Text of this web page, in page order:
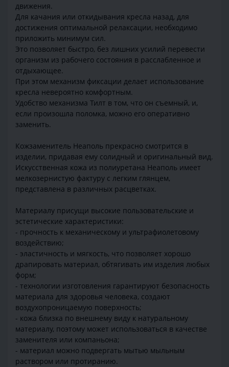
движения.
Для качания или откидывания кресла назад, для
достижения оптимальной релаксации, необходимо
приложить минимум сил.
Это позволяет быстро, без лишних усилий перевести
организм из рабочего состояния в расслабленное и
отдыхающее.
При этом механизм фиксации делает использование
кресла невероятно комфортным.
Удобство механизма Тилт в том, что он съемный, и,
если произошла поломка, можно его оперативно
заменить.
Кожзаменитель Неаполь прекрасно смотрится в
изделии, придавая ему солидный и оригинальный вид.
Искусственная кожа из полиуретана Неаполь имеет
мелкозернистую фактуру с легким глянцем,
представлена в различных расцветках.
Материалу присущи высокие пользовательские и
эстетические характеристики:
- прочность к механическому и ультрафиолетовому
воздействию;
- эластичность и мягкость, что позволяет хорошо
драпировать материал, обтягивать им изделия любых
форм;
- технологии изготовления гарантируют безопасность
материала для здоровья человека, создают
воздухопроницаемую поверхность;
- кожа близка по внешнему виду к натуральному
материалу, поэтому может использоваться в качестве
заменителя или компаньона;
- материал можно подвергать мытью мыльным
раствором или протиранию.